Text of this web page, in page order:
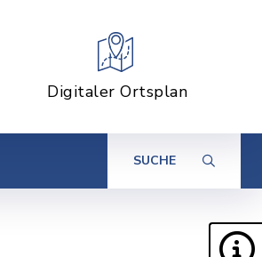
Digitaler Ortsplan
SUCHE